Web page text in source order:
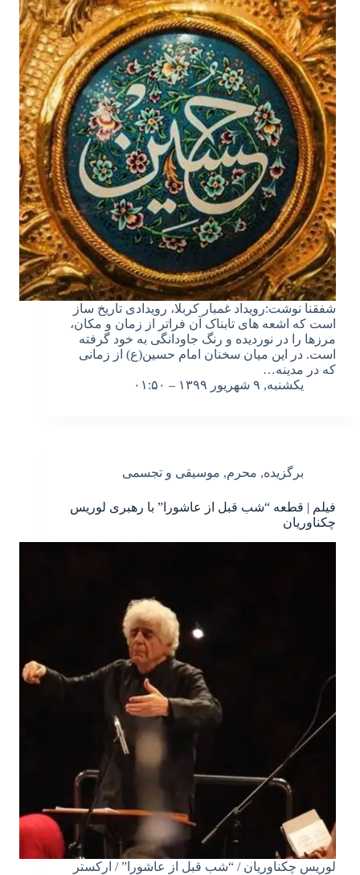
شفقنا نوشت:رویداد غمبار کربلا، رویدادى تاریخ ساز
است که اشعه هاى تابناک آن فراتر از زمان و مکان،
مرزها را در نوردیده و رنگ جاودانگى به خود گرفته
است. در این میان سخنان امام حسین(ع) از زمانی
که در مدینه…
یکشنبه, ۹ شهریور ۱۳۹۹ – ۰۱:۵۰
برگزیده, محرم, موسیقی و تجسمی
فیلم | قطعه “شب قبل از عاشورا” با رهبری لوریس
چکناوریان
لوریس چکناوریان / “شب قبل از عاشورا” / ارکستر